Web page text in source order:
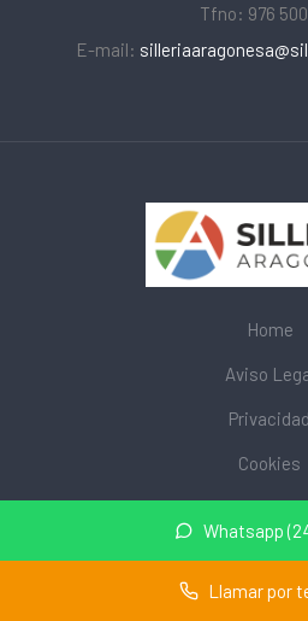
Whatsapp
Llamar por
Tfno: 976
E-mail:
Home
Aviso
Privacidad
Cookies
© 2026 mobiliarioescolar.site ·